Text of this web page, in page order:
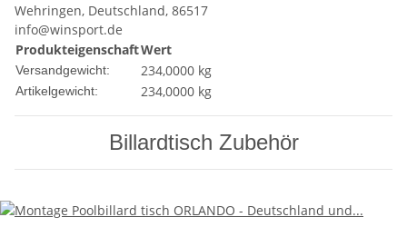
Wehringen, Deutschland, 86517
info@winsport.de
ProdukteigenschaftWert
Versandgewicht: 234,0000 kg
Artikelgewicht: 234,0000 kg
Billardtisch Zubehör